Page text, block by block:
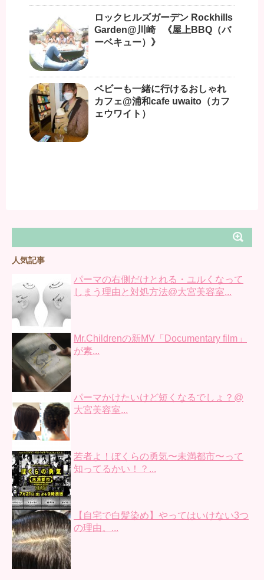
ロックヒルズガーデン Rockhills
Garden@川崎 《屋上BBQ（バ
ーベキュー）》
ベビーも一緒に行けるおしゃれ
カフェ@浦和cafe uwaito（カフ
ェウワイト）
人気記事
パーマの右側だけとれる・ユルくなって
しまう理由と対処方法@大宮美容室...
Mr.Childrenの新MV「Documentary film」
が素...
パーマかけたいけど短くなるでしょ？@
大宮美容室...
若者よ！ぼくらの勇気〜未満都市〜って
知ってるかい！？...
【自宅で白髪染め】やってはいけない3つ
の理由。...